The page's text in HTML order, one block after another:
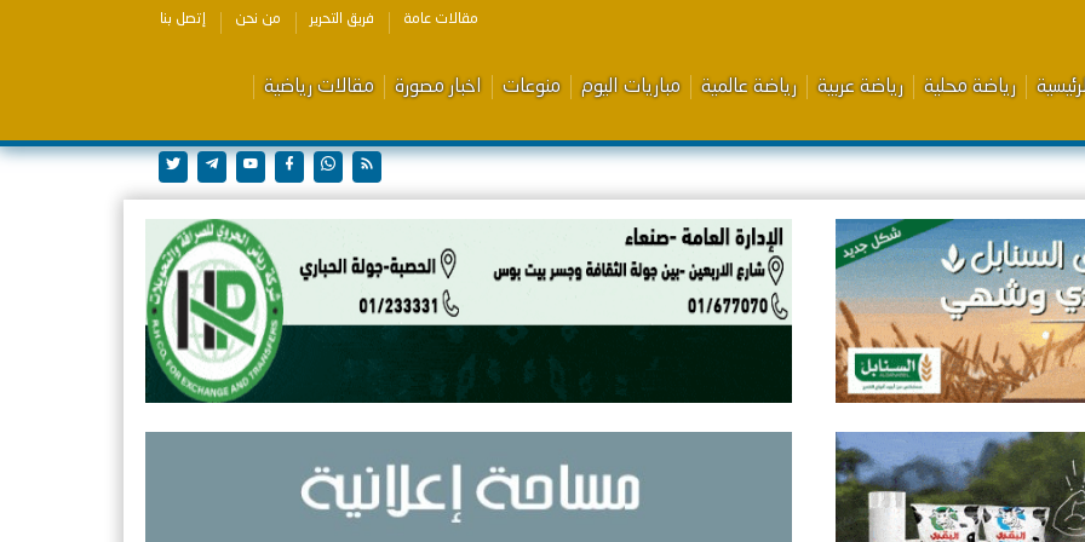
مقالات عامة فريق التحرير من نحن إتصل بنا
رياضة محلية رياضة عربية رياضة عالمية مباريات اليوم منوعات اخبار مصورة مقالات رياضية